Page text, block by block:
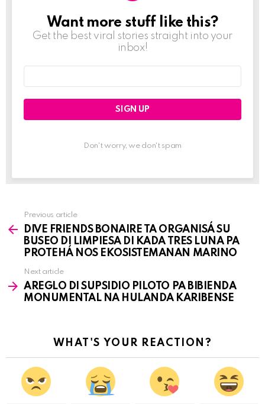
NEWSLETTER
Want more stuff like this?
Get the best viral stories straight into your
inbox!
Don't worry, we don't spam
more
Previous article
DIVE FRIENDS BONAIRE TA ORGANISÁ SU
BUSEO DI LIMPIESA DI KADA TRES LUNA PA
PROTEHÁ NOS EKOSISTEMANAN MARINO
Next article
AREGLO DI SUPSIDIO PILOTO PA BIBIENDA
MONUMENTAL NA HULANDA KARIBENSE
WHAT'S YOUR REACTION?